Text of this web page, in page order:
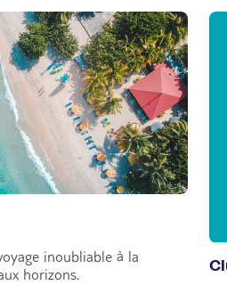
inoubliable à la
horizons.